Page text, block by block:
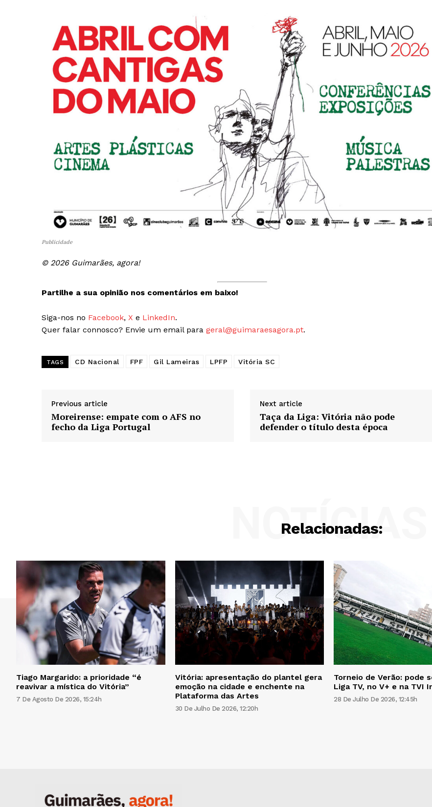
Guimarães, agora!
SUBSCREVA JÁ!
Artigos
Edição Digital
Publicidade
Quero ser Assinante
Publicidade
© 2026 Guimarães, agora!
Partilhe a sua opinião nos comentários em baixo!
Siga-nos no Facebook, X e LinkedIn.
Quer falar connosco? Envie um email para geral@guimaraesagora.pt.
TAGS CD Nacional FPF Gil Lameiras LPFP Vitória SC
Previous article
Moreirense: empate com o AFS no
fecho da Liga Portugal
Next article
Taça da Liga: Vitória não pode
defender o título desta época
Relacionadas:
NOTÍCIAS
Tiago Margarido: a prioridade “é
reavivar a mística do Vitória”
7 De Agosto De 2026, 15:24h
Vitória: apresentação do plantel gera
emoção na cidade e enchente na
Plataforma das Artes
30 De Julho De 2026, 12:20h
Torneio de Verão: pode
Liga TV, no V+ e na TVI
28 De Julho De 2026, 12:45h